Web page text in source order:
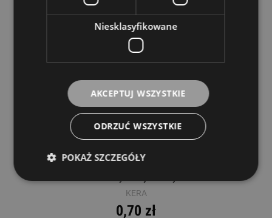
Kera MZ01 Kołek do mostka gitary
KERA
0,70 zł
Niesklasyfikowane
AKCEPTUJ WSZYSTKIE
ODRZUĆ WSZYSTKIE
POKAŻ SZCZEGÓŁY